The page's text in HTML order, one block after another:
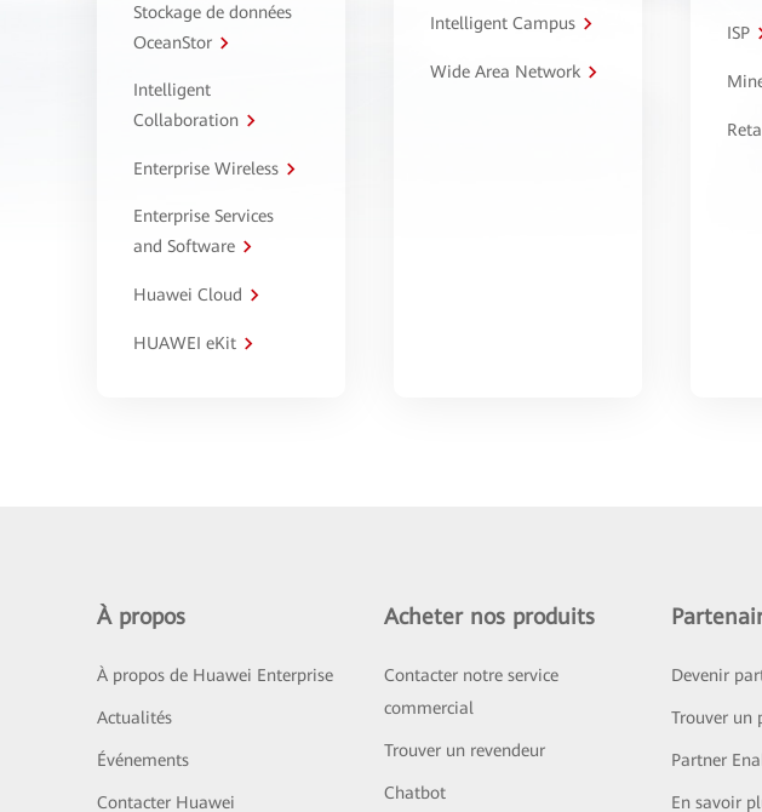
Stockage de données
OceanStor
Intelligent
Collaboration
Enterprise Wireless
Enterprise Services
and Software
Huawei Cloud
HUAWEI eKit
Intelligent Campus
Wide Area Network
ISP
À propos
À propos de Huawei Enterprise
Actualités
Événements
Contacter Huawei
Acheter nos produits
Contacter notre service
commercial
Trouver un revendeur
Chatbot
Devenir
Trouver un
Partner
En savoir